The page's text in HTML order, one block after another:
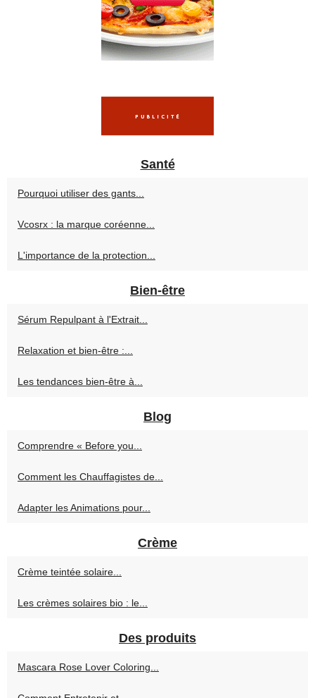
Santé
Pourquoi utiliser des gants...
Vcosrx : la marque coréenne...
L'importance de la protection...
Bien-être
Sérum Repulpant à l'Extrait...
Relaxation et bien-être :...
Les tendances bien-être à...
Blog
Comprendre « Before you...
Comment les Chauffagistes de...
Adapter les Animations pour...
Crème
Crème teintée solaire...
Les crèmes solaires bio : le...
Des produits
Mascara Rose Lover Coloring...